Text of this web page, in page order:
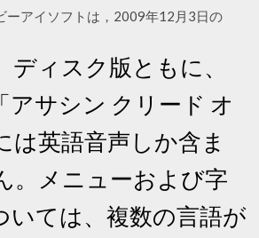
ーアイソフトは，2009年12月3日の
ディスク版ともに、
アサシン クリード オ
は英語音声しか含ま
。メニューおよび字
いては、複数の言語が